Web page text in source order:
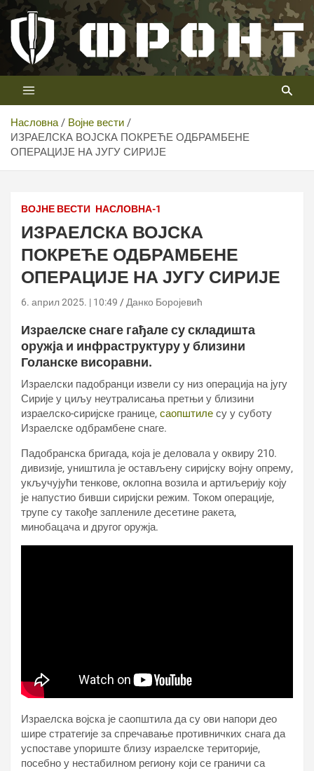
Скип
цонтент
Телевизија ФРОНТ
Први војни канал у Србији
Насловна
Војне вести
ИЗРАЕЛСКА ВОЈСКА ПОКРЕЋЕ ОДБРАМБЕНЕ
ОПЕРАЦИЈЕ НА ЈУГУ СИРИЈЕ
ВОЈНЕ ВЕСТИ НАСЛОВНА-1
ИЗРАЕЛСКА ВОЈСКА
ПОКРЕЋЕ ОДБРАМБЕНЕ
ОПЕРАЦИЈЕ НА ЈУГУ СИРИЈЕ
6. април 2025. | 10:49 Данко Боројевић
Израелске снаге гађале су складишта
оружја и инфраструктуру у близини
Голанске висоравни.
Израелски падобранци извели су низ операција на југу
Сирије у циљу неутралисања претњи у близини
израелско-сиријске границе, саопштиле су у суботу
Израелске одбрамбене снаге.
Падобранска бригада, која је деловала у оквиру 210.
дивизије, уништила је остављену сиријску војну опрему,
укључујући тенкове, оклопна возила и артиљерију коју
је напустио бивши сиријски режим. Током операције,
трупе су такође заплениле десетине ракета,
минобацача и другог оружја.
Израелска војска је саопштила да су ови напори део
шире стратегије за спречавање противничких снага да
успоставе упориште близу израелске територије,
посебно у нестабилном региону који се граничи са